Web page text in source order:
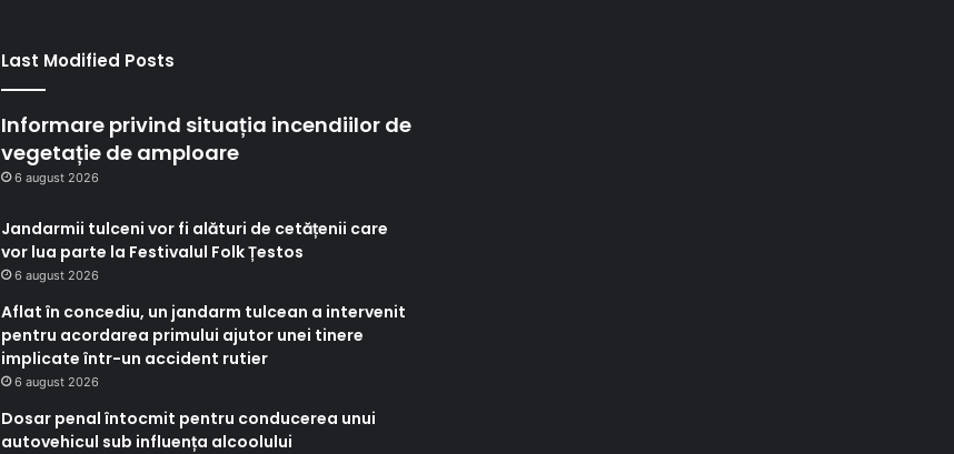
Last Modified Posts
Informare privind situația incendiilor de
vegetație de amploare
6 august 2026
Jandarmii tulceni vor fi alături de cetățenii care
vor lua parte la Festivalul Folk Țestos
6 august 2026
Aflat în concediu, un jandarm tulcean a intervenit
pentru acordarea primului ajutor unei tinere
implicate într-un accident rutier
6 august 2026
Dosar penal întocmit pentru conducerea unui
autovehicul sub influența alcoolului